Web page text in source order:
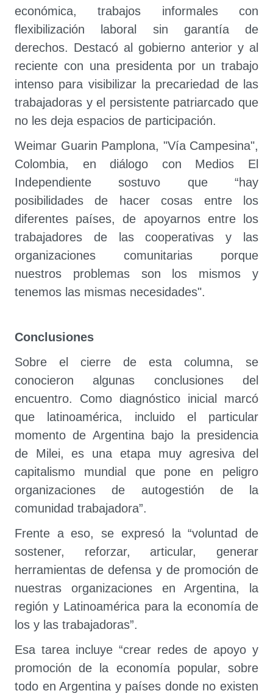
económica, trabajos informales con
flexibilización laboral sin garantía de
derechos. Destacó al gobierno anterior y al
reciente con una presidenta por un trabajo
intenso para visibilizar la precariedad de las
trabajadoras y el persistente patriarcado que
no les deja espacios de participación.
Weimar Guarin Pamplona, "Vía Campesina",
Colombia, en diálogo con Medios El
Independiente sostuvo que “hay
posibilidades de hacer cosas entre los
diferentes países, de apoyarnos entre los
trabajadores de las cooperativas y las
organizaciones comunitarias porque
nuestros problemas son los mismos y
tenemos las mismas necesidades".
Conclusiones
Sobre el cierre de esta columna, se
conocieron algunas conclusiones del
encuentro. Como diagnóstico inicial marcó
que latinoamérica, incluido el particular
momento de Argentina bajo la presidencia
de Milei, es una etapa muy agresiva del
capitalismo mundial que pone en peligro
organizaciones de autogestión de la
comunidad trabajadora”.
Frente a eso, se expresó la “voluntad de
sostener, reforzar, articular, generar
herramientas de defensa y de promoción de
nuestras organizaciones en Argentina, la
región y Latinoamérica para la economía de
los y las trabajadoras”.
Esa tarea incluye “crear redes de apoyo y
promoción de la economía popular, sobre
todo en Argentina y países donde no existen